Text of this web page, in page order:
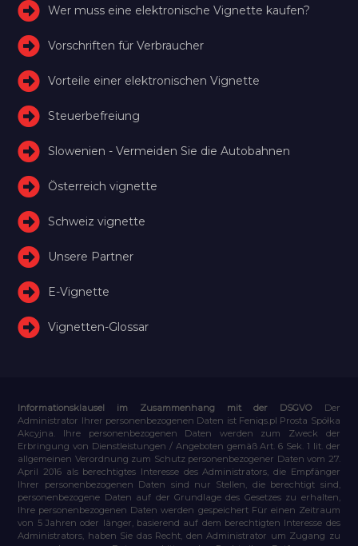
Wer muss eine elektronische Vignette kaufen?
Vorschriften für Verbraucher
Vorteile einer elektronischen Vignette
Steuerbefreiung
Slowenien - Vermeiden Sie die Autobahnen
Österreich vignette
Schweiz vignette
Unsere Partner
E-Vignette
Vignetten-Glossar
Informationsklausel im Zusammenhang mit der DSGVO
Der
Administrator Ihrer personenbezogenen Daten ist Feniqs.pl Prosta Spółka
Akcyjna. Ihre personenbezogenen Daten werden zum Zweck der
Erbringung von Dienstleistungen / Angeboten gemäß Art. 6 Sek. 1 lit. der
allgemeinen Verordnung zum Schutz personenbezogener Daten vom 27.
April 2016 als berechtigtes Interesse des Administrators, die Empfänger
Ihrer personenbezogenen Daten sind nur Stellen, die berechtigt sind,
personenbezogene Daten auf der Grundlage des Gesetzes zu erhalten,
Ihre personenbezogenen Daten werden gespeichert Für einen Zeitraum
von 5 Jahren oder länger, basierend auf dem berechtigten Interesse des
Administrators, haben Sie das Recht, den Administrator um Zugang zu